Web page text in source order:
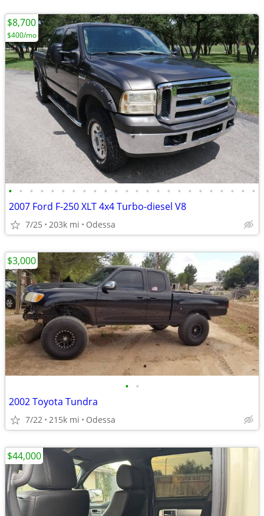
• • • • • • • • • • • • • • • • • • • • • • • •
2007 Ford F-250 XLT 4x4 Turbo-diesel V8
7/25 203k mi Odessa
$8,700
$400/mo
• •
2002 Toyota Tundra
7/22 215k mi Odessa
$3,000
$44,000